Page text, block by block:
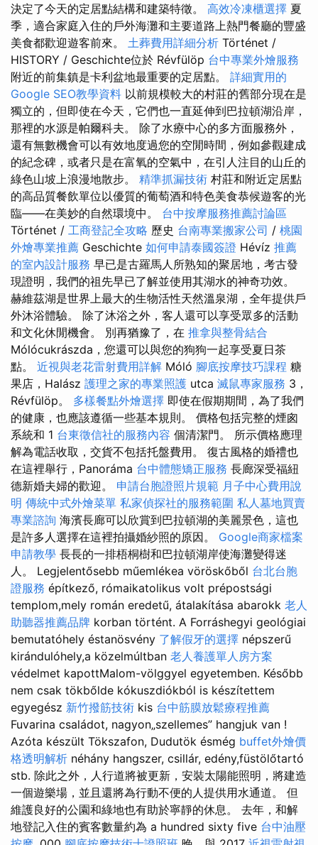
決定了今天的定居點結構和建築特徵。 高效冷凍櫃選擇 夏
季，適合家庭入住的戶外海灘和主要道路上熱門餐廳的豐盛
美食都歡迎遊客前來。 土葬費用詳細分析 Történet /
HISTORY / Geschichte位於 Révfülöp 台中專業外燴服務
附近的前集鎮是卡利盆地最重要的定居點。 詳細實用的
Google SEO教學資料 以前規模較大的村莊的舊部分現在是
獨立的，但即使在今天，它們也一直延伸到巴拉頓湖沿岸，
那裡的水源是帕爾科夫。 除了水療中心的多方面服務外，
還有無數機會可以有效地度過您的空閒時間，例如參觀建成
的紀念碑，或者只是在富氧的空氣中，在引人注目的山丘的
綠色山坡上浪漫地散步。 精準抓漏技術 村莊和附近定居點
的高品質餐飲單位以優質的葡萄酒和特色美食恭候遊客的光
臨——在美妙的自然環境中。 台中按摩服務推薦討論區
Történet / 工商登記全攻略 歷史 台南專業搬家公司 / 桃園
外燴專業推薦 Geschichte 如何申請泰國簽證 Hévíz 推薦
的室內設計服務 早已是古羅馬人所熟知的聚居地，考古發
現證明，我們的祖先早已了解並使用其湖水的神奇功效。
赫維茲湖是世界上最大的生物活性天然溫泉湖，全年提供戶
外沐浴體驗。 除了沐浴之外，客人還可以享受眾多的活動
和文化休閒機會。 別再猶豫了，在 推拿與整骨結合
Mólócukrászda，您還可以與您的狗狗一起享受夏日茶
點。 近視與老花雷射費用詳解 Móló 腳底按摩技巧課程 糖
果店，Halász 護理之家的專業照護 utca 滅鼠專家服務 3，
Révfülöp。 多樣餐點外燴選擇 即使在假期期間，為了我們
的健康，也應該遵循一些基本規則。 價格包括完整的煙囪
系統和 1 台東徵信社的服務內容 個清潔門。 所示價格應理
解為電話收取，交貨不包括托盤費用。 復古風格的婚禮也
在這裡舉行，Panoráma 台中體態矯正服務 長廊深受福紐
德新婚夫婦的歡迎。 申請台胞證照片規範 月子中心費用說
明 傳統中式外燴菜單 私家偵探社的服務範圍 私人墓地買賣
專業諮詢 海濱長廊可以欣賞到巴拉頓湖的美麗景色，這也
是許多人選擇在這裡拍攝婚紗照的原因。 Google商家檔案
申請教學 長長的一排梧桐樹和巴拉頓湖岸使海灘變得迷
人。 Legjelentősebb műemlékea vöröskőből 台北台胞
證服務 építkező, rómaikatolikus volt prépostsági
templom,mely román eredetű, átalakítása abarokk 老人
助聽器推薦品牌 korban történt. A Forráshegyi geológiai
bemutatóhely éstanösvény 了解假牙的選擇 népszerű
kirándulóhely,a közelmúltban 老人養護單人房方案
védelmet kapottMalom-völggyel egyetemben. Később
nem csak tökbőlde kókuszdiókból is készítettem
egyegész 新竹撥筋技術 kis 台中筋膜放鬆療程推薦
Fuvarina családot, nagyon„szellemes” hangjuk van !
Azóta készült Tökszafon, Dudutök ésmég buffet外燴價
格透明解析 néhány hangszer, csillár, edény,füstölőtartó
stb. 除此之外，人行道將被更新，安裝太陽能照明，將建造
一個遊樂場，並且還將為行動不便的人提供用水通道。 但
維護良好的公園和綠地也有助於寧靜的休息。 去年，和解
地登記入住的賓客數量約為 a hundred sixty five 台中油壓